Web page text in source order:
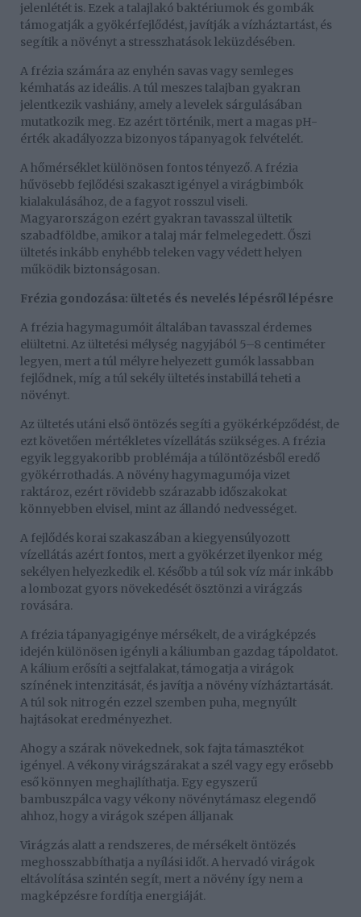
jelenlétét is. Ezek a talajlakó baktériumok és gombák
támogatják a gyökérfejlődést, javítják a vízháztartást, és
segítik a növényt a stresszhatások leküzdésében.
A frézia számára az enyhén savas vagy semleges
kémhatás az ideális. A túl meszes talajban gyakran
jelentkezik vashiány, amely a levelek sárgulásában
mutatkozik meg. Ez azért történik, mert a magas pH-
érték akadályozza bizonyos tápanyagok felvételét.
A hőmérséklet különösen fontos tényező. A frézia
hűvösebb fejlődési szakaszt igényel a virágbimbók
kialakulásához, de a fagyot rosszul viseli.
Magyarországon ezért gyakran tavasszal ültetik
szabadföldbe, amikor a talaj már felmelegedett. Őszi
ültetés inkább enyhébb teleken vagy védett helyen
működik biztonságosan.
Frézia gondozása: ültetés és nevelés lépésről lépésre
A frézia hagymagumóit általában tavasszal érdemes
elültetni. Az ültetési mélység nagyjából 5–8 centiméter
legyen, mert a túl mélyre helyezett gumók lassabban
fejlődnek, míg a túl sekély ültetés instabillá teheti a
növényt.
Az ültetés utáni első öntözés segíti a gyökérképződést, de
ezt követően mértékletes vízellátás szükséges. A frézia
egyik leggyakoribb problémája a túlöntözésből eredő
gyökérrothadás. A növény hagymagumója vizet
raktároz, ezért rövidebb szárazabb időszakokat
könnyebben elvisel, mint az állandó nedvességet.
A fejlődés korai szakaszában a kiegyensúlyozott
vízellátás azért fontos, mert a gyökérzet ilyenkor még
sekélyen helyezkedik el. Később a túl sok víz már inkább
a lombozat gyors növekedését ösztönzi a virágzás
rovására.
A frézia tápanyagigénye mérsékelt, de a virágképzés
idején különösen igényli a káliumban gazdag tápoldatot.
A kálium erősíti a sejtfalakat, támogatja a virágok
színének intenzitását, és javítja a növény vízháztartását.
A túl sok nitrogén ezzel szemben puha, megnyúlt
hajtásokat eredményezhet.
Ahogy a szárak növekednek, sok fajta támasztékot
igényel. A vékony virágszárakat a szél vagy egy erősebb
eső könnyen meghajlíthatja. Egy egyszerű
bambuszpálca vagy vékony növénytámasz elegendő
ahhoz, hogy a virágok szépen álljanak
Virágzás alatt a rendszeres, de mérsékelt öntözés
meghosszabbíthatja a nyílási időt. A hervadó virágok
eltávolítása szintén segít, mert a növény így nem a
magképzésre fordítja energiáját.